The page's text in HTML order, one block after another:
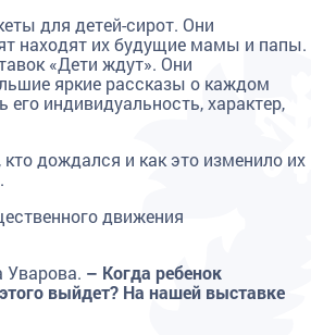
для детей-сирот. Они
находят их будущие мамы и папы.
«Дети ждут». Они
яркие рассказы о каждом
индивидуальность, характер,
дождался и как это изменило их
движения
Уварова. – Когда ребенок
выйдет? На нашей выставке